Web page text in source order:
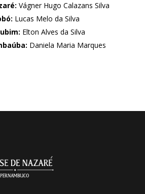
Vágner Hugo Calazans Silva
Lucas Melo da Silva
Elton Alves da Silva
Daniela Maria Marques